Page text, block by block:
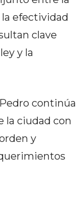
efectividad
clave
y la
continúa
la ciudad con
y